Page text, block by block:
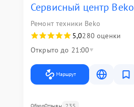
Сервисный центр Beko
Ремонт техники Beko
5,0280 оценки
Открыто до 21:00
Маршрут